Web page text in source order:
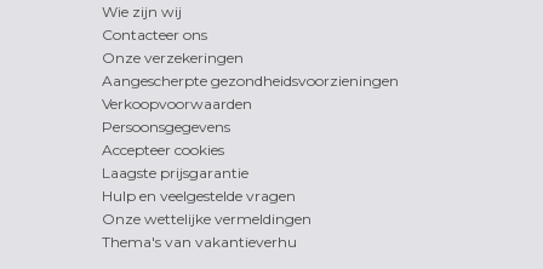
Wie zijn wij
Contacteer ons
Onze verzekeringen
Aangescherpte gezondheidsvoorzieningen
Verkoopvoorwaarden
Persoonsgegevens
Accepteer cookies
Laagste prijsgarantie
Hulp en veelgestelde vragen
Onze wettelijke vermeldingen
Thema's van vakantieverhu